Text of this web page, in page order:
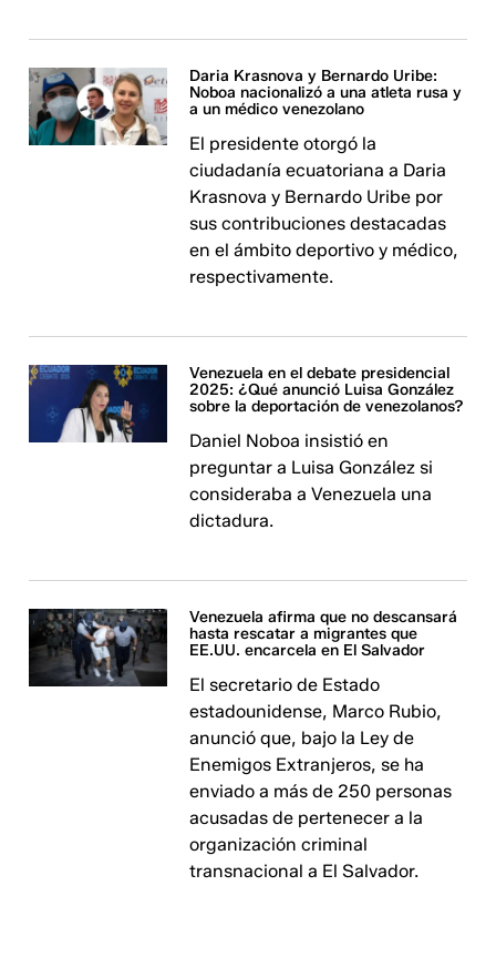
Daria Krasnova y Bernardo Uribe:
Noboa nacionalizó a una atleta rusa y
a un médico venezolano
El presidente otorgó la
ciudadanía ecuatoriana a Daria
Krasnova y Bernardo Uribe por
sus contribuciones destacadas
en el ámbito deportivo y médico,
respectivamente.
Venezuela en el debate presidencial
2025: ¿Qué anunció Luisa González
sobre la deportación de venezolanos?
Daniel Noboa insistió en
preguntar a Luisa González si
consideraba a Venezuela una
dictadura.
Venezuela afirma que no descansará
hasta rescatar a migrantes que
EE.UU. encarcela en El Salvador
El secretario de Estado
estadounidense, Marco Rubio,
anunció que, bajo la Ley de
Enemigos Extranjeros, se ha
enviado a más de 250 personas
acusadas de pertenecer a la
organización criminal
transnacional a El Salvador.